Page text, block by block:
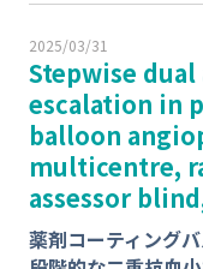
2025/03/31
Stepwise
escalation in
balloon
multicentre,
assessor
薬剤コーティング